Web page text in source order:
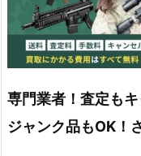
専門業者！査定も
ジャンク品もOK！